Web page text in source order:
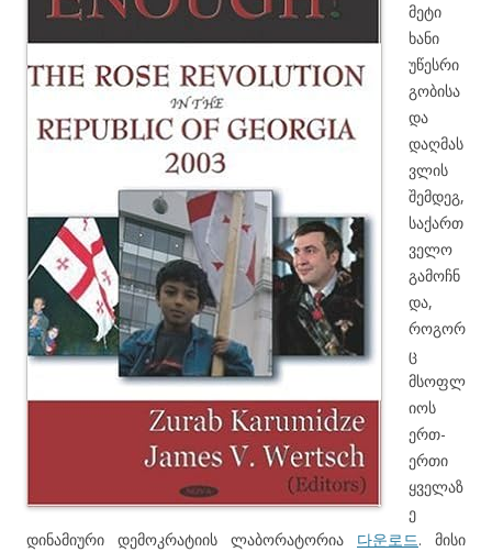
მეტი
ხანი
უწესრი
გობისა
და
დაღმას
ვლის
შემდეგ,
საქართ
ველო
გამოჩნ
და,
როგორ
ც
მსოფლ
იოს
ერთ-
ერთი
ყველაზ
ე
დინამიური დემოკრატიის ლაბორატორია 다운로드. მისი